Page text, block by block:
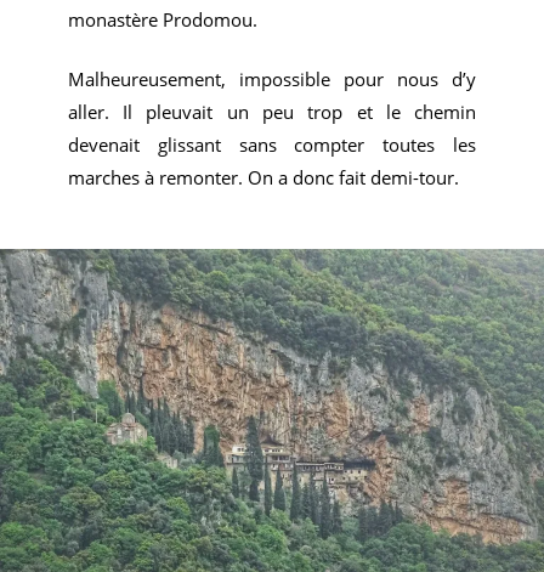
monastère Prodomou.
Malheureusement, impossible pour nous d’y
aller. Il pleuvait un peu trop et le chemin
devenait glissant sans compter toutes les
marches à remonter. On a donc fait demi-tour.